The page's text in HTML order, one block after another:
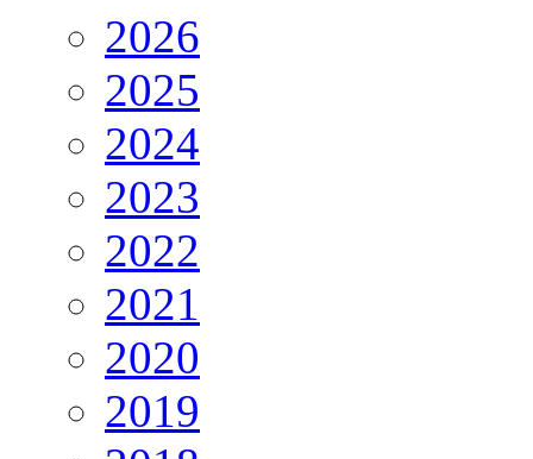
2026
2025
2024
2023
2022
2021
2020
2019